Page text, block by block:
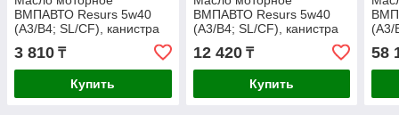
ВМПАВТО Resurs 5w40
(A3/B4; SL/CF), канистра
3 810 ₸
Купить
ВМПАВТО Resurs 5w40
(A3/B4; SL/CF), канистра
12 420₸
Купить
(A3/
58